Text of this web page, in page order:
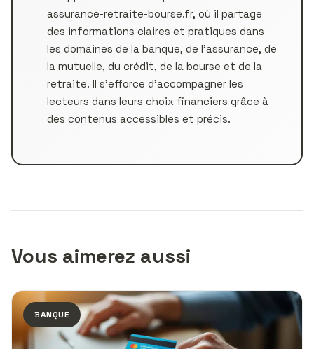
assurance-retraite-bourse.fr, où il partage
des informations claires et pratiques dans
les domaines de la banque, de l’assurance, de
la mutuelle, du crédit, de la bourse et de la
retraite. Il s’efforce d’accompagner les
lecteurs dans leurs choix financiers grâce à
des contenus accessibles et précis.
Vous aimerez aussi
BANQUE